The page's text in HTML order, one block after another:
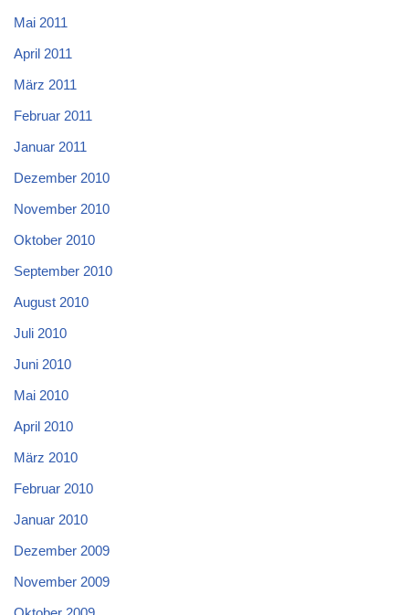
Mai 2011
April 2011
März 2011
Februar 2011
Januar 2011
Dezember 2010
November 2010
Oktober 2010
September 2010
August 2010
Juli 2010
Juni 2010
Mai 2010
April 2010
März 2010
Februar 2010
Januar 2010
Dezember 2009
November 2009